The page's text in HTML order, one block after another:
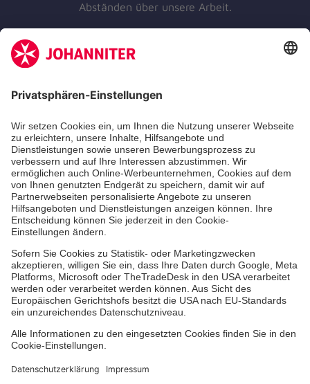
Abständen über unsere Arbeit.
Unsere Standorte
Leistungen
Kennzahlen und Struktur
Als Pflegefachkraft arbeiten
Qualität
Unsere Spendenprojekte
Allgemeine Einkaufsbedingungen
Hinweisgebersystem